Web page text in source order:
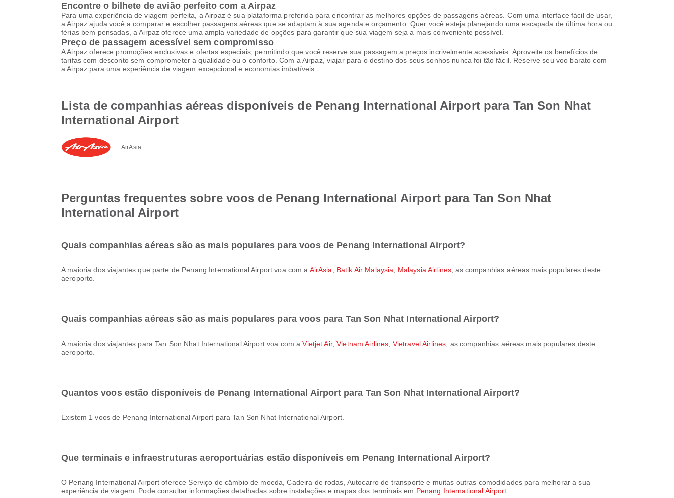
Encontre o bilhete de avião perfeito com a Airpaz
Para uma experiência de viagem perfeita, a Airpaz é sua plataforma preferida para encontrar as melhores opções de passagens aéreas. Com uma interface fácil de usar,
a Airpaz ajuda você a comparar e escolher passagens aéreas que se adaptam à sua agenda e orçamento. Quer você esteja planejando uma escapada de última hora ou
férias bem pensadas, a Airpaz oferece uma ampla variedade de opções para garantir que sua viagem seja a mais conveniente possível.
Preço de passagem acessível sem compromisso
A Airpaz oferece promoções exclusivas e ofertas especiais, permitindo que você reserve sua passagem a preços incrivelmente acessíveis. Aproveite os benefícios de
tarifas com desconto sem comprometer a qualidade ou o conforto. Com a Airpaz, viajar para o destino dos seus sonhos nunca foi tão fácil. Reserve seu voo barato com
a Airpaz para uma experiência de viagem excepcional e economias imbatíveis.
Lista de companhias aéreas disponíveis de Penang International Airport para Tan Son Nhat
International Airport
AirAsia
Perguntas frequentes sobre voos de Penang International Airport para Tan Son Nhat
International Airport
Quais companhias aéreas são as mais populares para voos de Penang International Airport?
A maioria dos viajantes que parte de Penang International Airport voa com a AirAsia Batik Air Malaysia Malaysia Airlines , as companhias aéreas mais populares deste
aeroporto.
Quais companhias aéreas são as mais populares para voos para Tan Son Nhat International Airport?
A maioria dos viajantes para Tan Son Nhat International Airport voa com aVietjet Air,Vietnam Airlines Vietravel Airlines , as companhias aéreas mais populares deste
aeroporto.
Quantos voos estão disponíveis de Penang International Airport para Tan Son Nhat International Airport?
Existem 1 voos de Penang International Airport para Tan Son Nhat International Airport.
Que terminais e infraestruturas aeroportuárias estão disponíveis em Penang International Airport?
O Penang International Airport oferece Serviço de câmbio de moeda, Cadeira de rodas, Autocarro de transporte e muitas outras comodidades para melhorar a sua
experiência de viagem. Pode consultar informações detalhadas sobre instalações e mapas dos terminais em Penang International Airport